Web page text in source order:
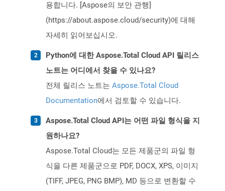
용합니다. [Aspose의 보안 관행]
(https://about.aspose.cloud/security)에 대해
자세히 읽어보십시오.
Python에 대한 Aspose.Total Cloud API 릴리스
노트는 어디에서 찾을 수 있나요?
전체 릴리스 노트는 Aspose.Total Cloud
Documentation에서 검토할 수 있습니다.
Aspose.Total Cloud API는 어떤 파일 형식을 지
원하나요?
Aspose.Total Cloud는 모든 제품군의 파일 형
식을 다른 제품군으로 PDF, DOCX, XPS, 이미지
(TIFF, JPEG, PNG BMP), MD 등으로 변환할 수